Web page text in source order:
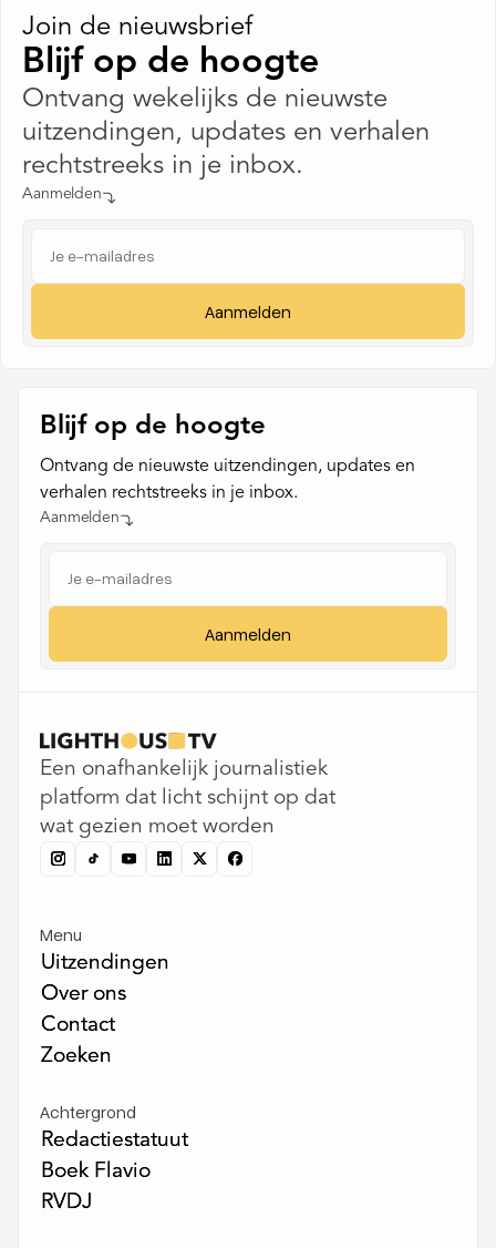
Join de nieuwsbrief
Blijf op de hoogte
Ontvang wekelijks de nieuwste
uitzendingen, updates en verhalen
rechtstreeks in je inbox.
Aanmelden
Een onafhankelijk journalistiek
platform dat licht schijnt op dat
wat gezien moet worden
Menu
Uitzendingen
Uitzendingen
Over ons
Over ons
Contact
Contact
Zoeken
Zoeken
Achtergrond
Redactiestatuut
Redactiestatuut
Boek Flavio
Boek Flavio
RVDJ
RVDJ
Blijf op de hoogte
Ontvang de nieuwste uitzendingen, updates en
verhalen rechtstreeks in je inbox.
Aanmelden